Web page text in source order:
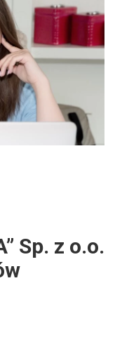
Sp. z o.o.